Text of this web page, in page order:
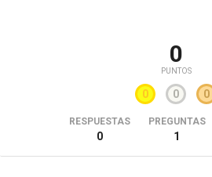
0
PUNTOS
0 0 0
RESPUESTAS
0
PREGUNTAS
1